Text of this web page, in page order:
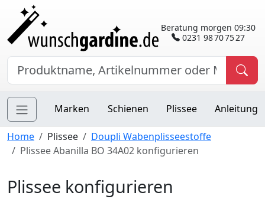
Beratung morgen 09:30
0231 98 70 75 27
Marken Schienen Plissee Anleitung
Home Plissee
Doupli Wabenplisseestoffe
Plissee Abanilla BO 34A02 konfigurieren
Plissee konfigurieren